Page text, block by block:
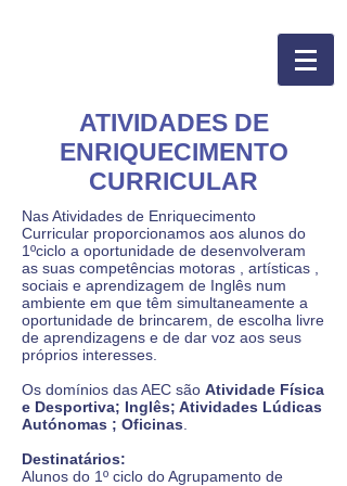
ATIVIDADES DE
ENRIQUECIMENTO
CURRICULAR
Nas Atividades de Enriquecimento
Curricular proporcionamos aos alunos do
1ºciclo a oportunidade de desenvolveram
as suas competências motoras , artísticas ,
sociais e aprendizagem de Inglês num
ambiente em que têm simultaneamente a
oportunidade de brincarem, de escolha livre
de aprendizagens e de dar voz aos seus
próprios interesses.
Os domínios das AEC são Atividade Física
e Desportiva; Inglês; Atividades Lúdicas
Autónomas ; Oficinas
Destinatários:
Alunos do 1º ciclo do Agrupamento de